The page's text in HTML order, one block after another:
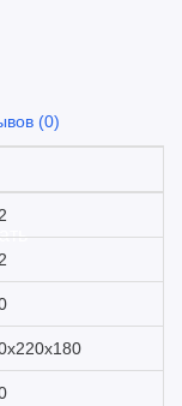
(0)